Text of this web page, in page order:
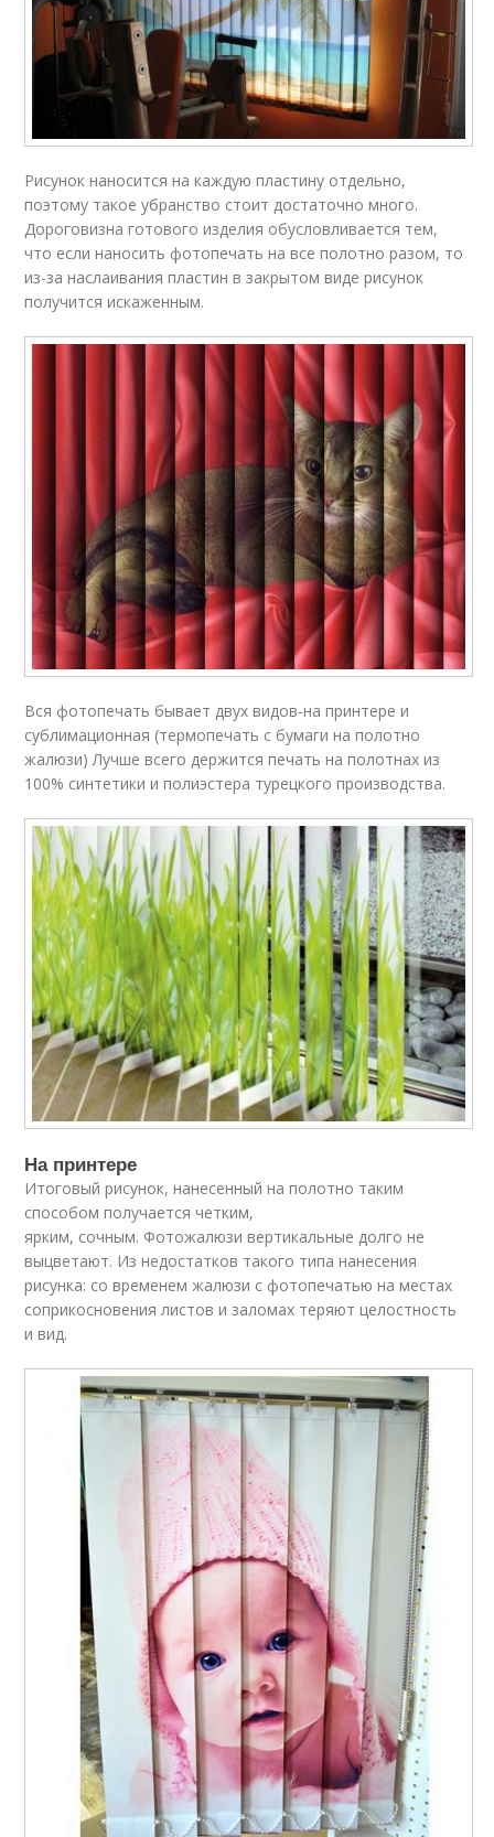
Рисунок наносится на каждую пластину отдельно,
поэтому такое убранство стоит достаточно много.
Дороговизна готового изделия обусловливается тем,
что если наносить фотопечать на все полотно разом, то
из-за наслаивания пластин в закрытом виде рисунок
получится искаженным.
Вся фотопечать бывает двух видов-на принтере и
сублимационная (термопечать с бумаги на полотно
жалюзи) Лучше всего держится печать на полотнах из
100% синтетики и полиэстера турецкого производства.
На принтере
Итоговый рисунок, нанесенный на полотно таким
способом получается четким,
ярким, сочным. Фотожалюзи вертикальные долго не
выцветают. Из недостатков такого типа нанесения
рисунка: со временем жалюзи с фотопечатью на местах
соприкосновения листов и заломах теряют целостность
и вид.